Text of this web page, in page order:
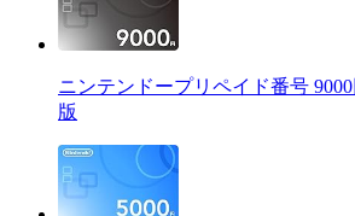
ニンテンドープリペイド番号
版